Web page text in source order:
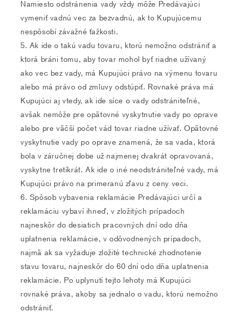
Namiesto odstránenia vady vždy môže Predávajúci
vymeniť vadnú vec za bezvadnú, ak to Kupujúcemu
nespôsobí závažné ťažkosti.
Ak ide o takú vadu tovaru, ktorú nemožno odstrániť a
ktorá bráni tomu, aby tovar mohol byť riadne užívaný
ako vec bez vady, má Kupujúci právo na výmenu tovaru
alebo má právo od zmluvy odstúpiť. Rovnaké práva má
Kupujúci aj vtedy, ak ide síce o vady odstrániteľné,
avšak nemôže pre opätovné vyskytnutie vady po oprave
alebo pre väčší počet vád tovar riadne užívať. Opätovné
vyskytnutie vady po oprave znamená, že sa vada, ktorá
bola v záručnej dobe už najmenej dvakrát opravovaná,
vyskytne tretíkrát. Ak ide o iné neodstrániteľné vady, má
Kupujúci právo na primeranú zľavu z ceny veci.
Spôsob vybavenia reklamácie Predávajúci určí a
reklamáciu vybaví ihneď, v zložitých prípadoch
najneskôr do desiatich pracovných dní odo dňa
uplatnenia reklamácie, v odôvodnených prípadoch,
najmä ak sa vyžaduje zložité technické zhodnotenie
stavu tovaru, najneskôr do 60 dní odo dňa uplatnenia
reklamácie. Po uplynutí tejto lehoty má Kupujúci
rovnaké práva, akoby sa jednalo o vadu, ktorú nemožno
odstrániť.